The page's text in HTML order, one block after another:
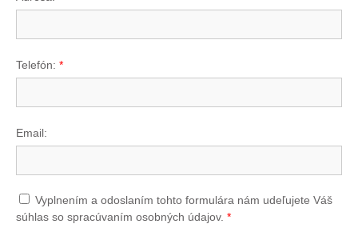
Telefón: *
Email:
Vyplnením a odoslaním tohto formulára nám udeľujete Váš
súhlas so spracúvaním osobných údajov. *